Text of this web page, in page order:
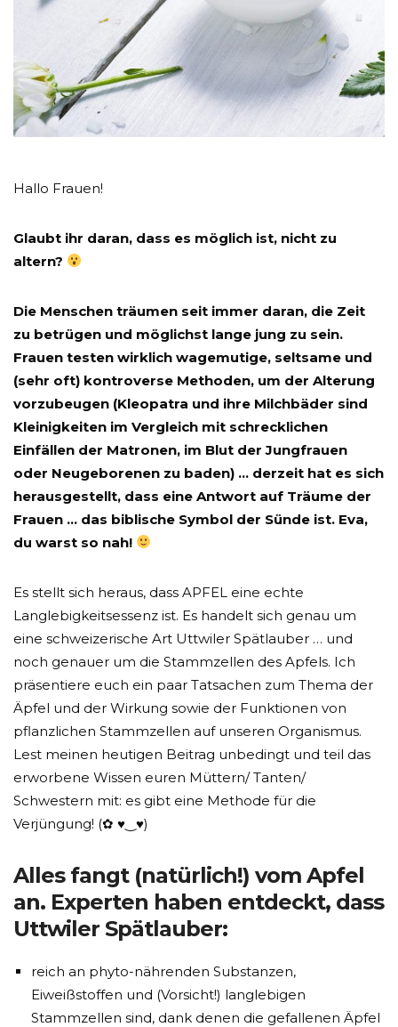
Hallo Frauen!
Glaubt ihr daran, dass es möglich ist, nicht zu
altern?
Die Menschen träumen seit immer daran, die Zeit
zu betrügen und möglichst lange jung zu sein.
Frauen testen wirklich wagemutige, seltsame und
(sehr oft) kontroverse Methoden, um der Alterung
vorzubeugen (Kleopatra und ihre Milchbäder sind
Kleinigkeiten im Vergleich mit schrecklichen
Einfällen der Matronen, im Blut der Jungfrauen
oder Neugeborenen zu baden) … derzeit hat es sich
herausgestellt, dass eine Antwort auf Träume der
Frauen … das biblische Symbol der Sünde ist. Eva,
du warst so nah!
Es stellt sich heraus, dass APFEL eine echte
Langlebigkeitsessenz ist. Es handelt sich genau um
eine schweizerische Art Uttwiler Spätlauber … und
noch genauer um die Stammzellen des Apfels. Ich
präsentiere euch ein paar Tatsachen zum Thema der
Äpfel und der Wirkung sowie der Funktionen von
pflanzlichen Stammzellen auf unseren Organismus.
Lest meinen heutigen Beitrag unbedingt und teil das
erworbene Wissen euren Müttern/ Tanten/
Schwestern mit: es gibt eine Methode für die
Verjüngung! (✿ ♥‿♥)
Alles fangt (natürlich!) vom Apfel
an. Experten haben entdeckt, dass
Uttwiler Spätlauber:
reich an phyto-nährenden Substanzen,
Eiweißstoffen und (Vorsicht!) langlebigen
Stammzellen sind, dank denen die gefallenen Äpfel